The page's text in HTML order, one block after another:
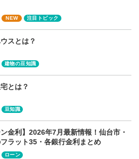
をもとに比較検討をしていた方も
れはあくまで目安と考えながら、
を揃えて複数社に見積もりをお願
ンテナンス費用も考えながら検討
市での家づくりに関す
る窓口へ
NEW 注目トピック
スとは？
建物の豆知識
とは？
豆知識
ン金利】2026年7月最新情報！仙台市・
ラット35・各銀行金利まとめ
ローン